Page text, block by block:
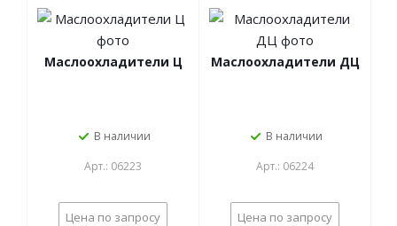
Маслоохладители Ц
В наличии
Арт.: 06223
Цена по запросу
Маслоохладители ДЦ
В наличии
Арт.: 06224
Цена по запросу